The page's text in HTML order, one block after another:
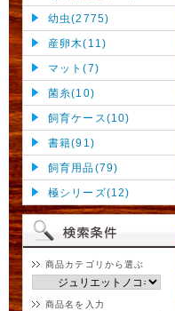
幼虫(2775)
産卵木(11)
マット(7)
菌糸(10)
飼育ケース(10)
書籍(91)
飼育用品(79)
極シリーズ(12)
商品カテゴリから選ぶ
商品名を入力